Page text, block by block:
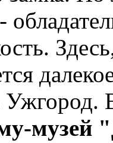
музей